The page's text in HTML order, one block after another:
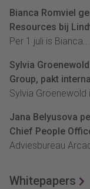
Bianca Romviel
Resources bij
Per 1 juli is Bianca...
Sylvia
Group, pakt
Sylvia Groenewold
Jana Belyusova
Chief People
Adviesbureau
Whitepapers